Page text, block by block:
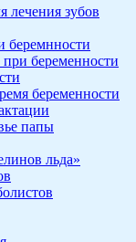
лечения зубов
беремнности
беременности
беременности
папы
льда»